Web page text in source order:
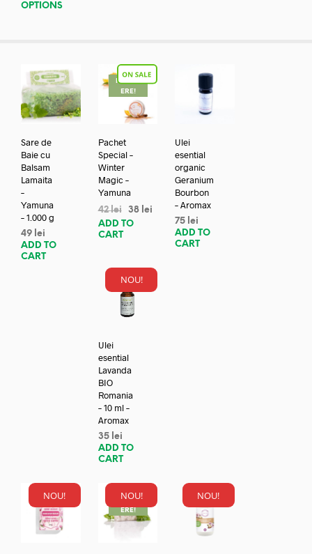
OPTIONS
Sare de
Baie cu
Balsam
Lamaita
–
Yamuna
– 1.000 g
49 lei
ADD TO
CART
REDUC
ERE!
Pachet
Special –
Winter
Magic –
Yamuna
42lei 38 lei
ADD TO
CART
Ulei
esential
organic
Geranium
Bourbon
– Aromax
75 lei
ADD TO
CART
NOU!
Ulei
esential
Lavanda
BIO
Romania
– 10 ml –
Aromax
35 lei
ADD TO
CART
NOU! NOU!
REDUC
ERE!
NOU!